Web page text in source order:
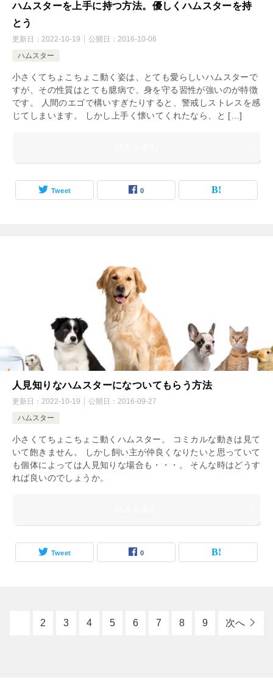
ハムスターを上手に持つ方法。優しくハムスターを持
とう
更新日： 2022-10-19 公開日： 2016-10-06
ハムスター
小さくてちょこちょこ動く姿は、とても愛らしいハムスターで
すが、その性質はとても臆病で、身を守る習性が強いのが特徴
です。 人間のエゴで構いすぎたりすると、警戒しストレスを感
じてしまいます。 しかし上手く懐いてくれたなら、と […]
Tweet 0
人見知りなハムスターになついてもらう方法
更新日： 2022-10-19 公開日： 2016-09-27
ハムスター
小さくてちょこちょこ動くハムスター。 コミカルな動きは見て
いて飽きません。 しかし飼い主が仲良くなりたいと思っていて
も個体によっては人見知りな場合も・・・。 そんな時はどうす
れば良いのでしょうか。
Tweet 0
2 3 4 5 6 7 8 9 次へ